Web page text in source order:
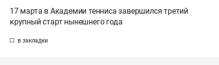
17 марта в Академии тенниса завершился третий
крупный старт нынешнего года